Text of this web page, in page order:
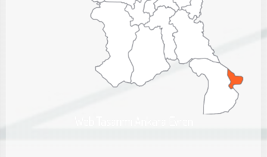
Web Tasarımı Ankara Evren